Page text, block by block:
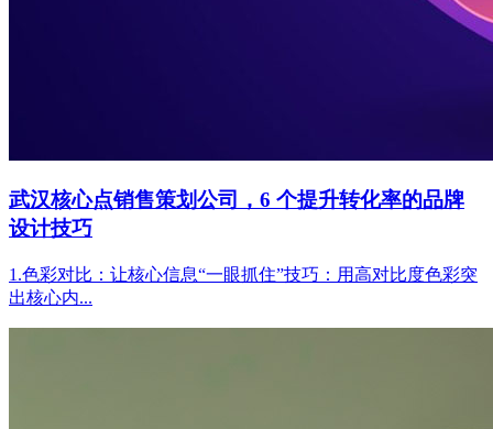
武汉核心点销售策划公司，6 个提升转化率的品牌
设计技巧
1.色彩对比：让核心信息“一眼抓住”技巧：用高对比度色彩突
出核心内...